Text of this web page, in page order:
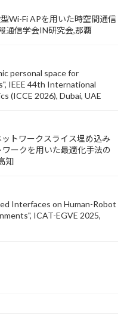
Wi-Fi APを用いた時空間通信
通信学会IN研究会,那覇
personal space for
IEEE 44th International
(ICCE 2026), Dubai, UAE
トワークスライス埋め込み
ークを用いた最適化手法の
知
Interfaces on Human-Robot
ICAT-EGVE 2025,